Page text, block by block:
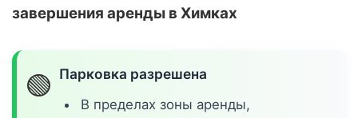
завершения аренды в Химках
🟢 Парковка разрешена
В пределах зоны аренды,